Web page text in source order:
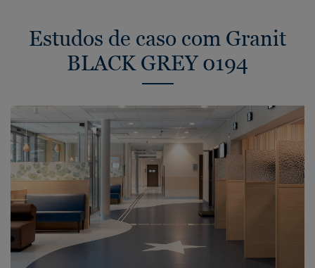
Estudos de caso com Granit
BLACK GREY 0194